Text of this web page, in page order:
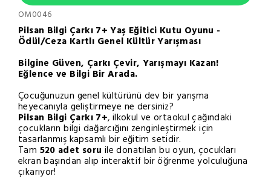
OM0046
Pilsan Bilgi Çarkı 7+ Yaş Eğitici Kutu Oyunu -
Ödül/Ceza Kartlı Genel Kültür Yarışması
Bilgine Güven, Çarkı Çevir, Yarışmayı Kazan!
Eğlence ve Bilgi Bir Arada.
Çocuğunuzun genel kültürünü dev bir yarışma
heyecanıyla geliştirmeye ne dersiniz?
Pilsan Bilgi Çarkı 7+, ilkokul ve ortaokul çağındaki
çocukların bilgi dağarcığını zenginleştirmek için
tasarlanmış kapsamlı bir eğitim setidir.
Tam 520 adet soru ile donatılan bu oyun, çocukları
ekran başından alıp interaktif bir öğrenme yolculuğuna
çıkarıyor!